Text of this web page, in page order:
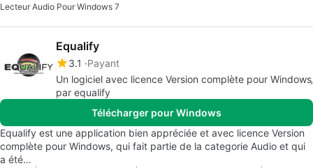
Lecteur Audio Pour Windows 7
Equalify
3.1
Payant
Un logiciel avec licence Version complète pour Windows‚
par equalify
Télécharger pour Windows
Equalify est une application bien appréciée et avec licence Version
complète pour Windows, qui fait partie de la categorie Audio et qui
a été…